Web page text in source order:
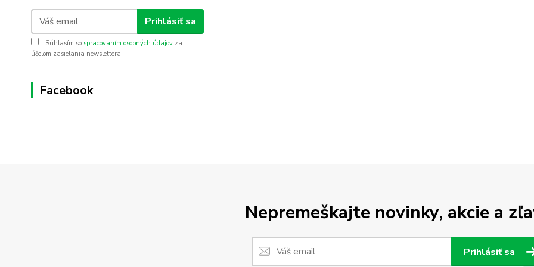
Prihlásiť sa
Súhlasím so spracovaním osobných údajov za
účelom zasielania newslettera.
Facebook
Nepremeškajte novinky, akcie a
Prihlásiť sa